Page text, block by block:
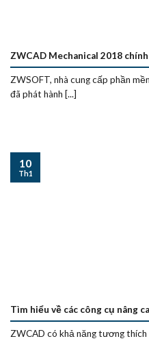
ZWCAD Mechanical 2018
ZWSOFT, nhà cung cấp phần
đã phát hành [...]
Tìm hiểu về các công cụ nâng
ZWCAD có khả năng tương
10
Th1